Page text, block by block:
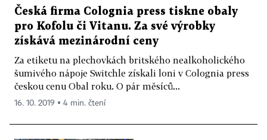
Česká firma Colognia press tiskne obaly
pro Kofolu či Vitanu. Za své výrobky
získává mezinárodní ceny
Za etiketu na plechovkách britského nealkoholického
šumivého nápoje Switchle získali loni v Colognia press
českou cenu Obal roku. O pár měsíců...
16. 10. 2019 ▪ 4 min. čtení